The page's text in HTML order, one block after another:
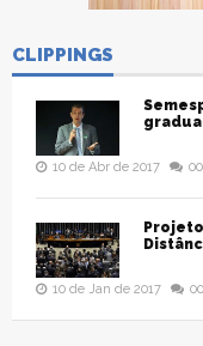
CLIPPINGS
10 de Abr de 2017 00
10 de Jan de 2017 00